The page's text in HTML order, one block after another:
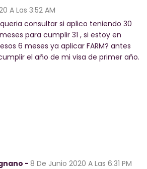
A Las 3:52 AM
consultar si aplico teniendo 30
para cumplir 31 , si estoy en
6 meses ya aplicar FARM? antes
el año de mi visa de primer año.
- 8 De Junio 2020 A Las 6:31 PM